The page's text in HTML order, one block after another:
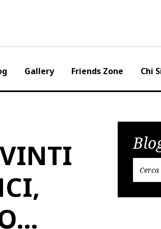
Gallery Friends Zone Chi